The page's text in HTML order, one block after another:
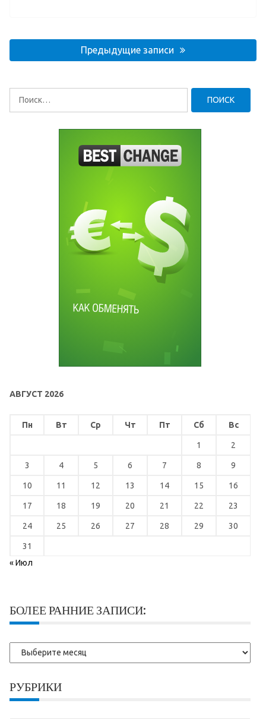
записям
Предыдущие записи
АВГУСТ 2026
Пн Вт Ср Чт Пт Сб Вс
1 2
3 4 5 6 7 8 9
10 11 12 13 14 15 16
17 18 19 20 21 22 23
24 25 26 27 28 29 30
31
« Июл
БОЛЕЕ РАННИЕ ЗАПИСИ:
Более
ранние
РУБРИКИ